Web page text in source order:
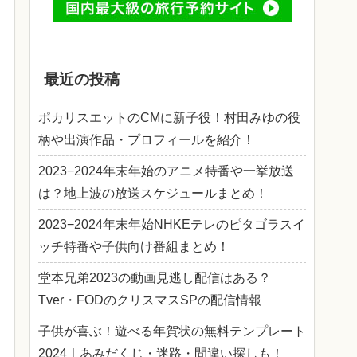
最近の投稿
ポカリスエットのCMに新子役！村田みゆの役
柄や出演作品・プロフィールを紹介！
2023−2024年末年始のアニメ特番や一挙放送
は？地上波の放送スケジュールまとめ！
2023−2024年末年始NHKEテレのピタゴラスイ
ッチ特番や子供向け番組まとめ！
堂本兄弟2023の動画見逃し配信はある？
Tver・FODのクリスマスSPの配信情報
子供が喜ぶ！遊べる年賀状の無料テンプレート
2024｜あみだくじ・迷路・間違い探しも！